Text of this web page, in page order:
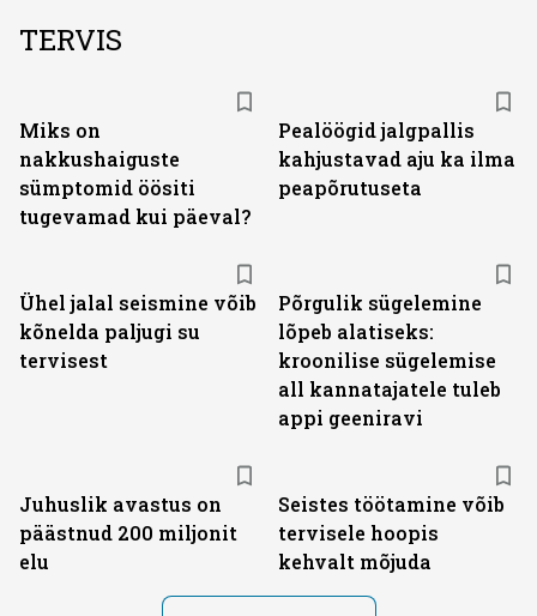
TERVIS
Miks on
nakkushaiguste
sümptomid öösiti
tugevamad kui päeval?
Pealöögid jalgpallis
kahjustavad aju ka ilma
peapõrutuseta
Ühel jalal seismine võib
kõnelda paljugi su
tervisest
Põrgulik sügelemine
lõpeb alatiseks:
kroonilise sügelemise
all kannatajatele tuleb
appi geeniravi
Juhuslik avastus on
päästnud 200 miljonit
elu
Seistes töötamine võib
tervisele hoopis
kehvalt mõjuda